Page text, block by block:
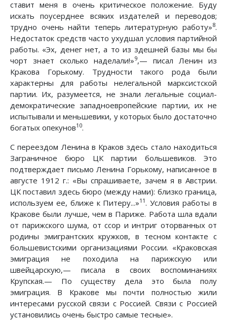
ставит меня в очень критическое положение. Буду
искать поусерднее всяких издателей и переводов;
трудно очень найти теперь литературную работу»8.
Недостаток средств часто ухудшал условия партийной
работы. «Эх, денег нет, а то из здешней базы мы бы
чорт знает сколько наделали!»9,— писал Ленин из
Кракова Горькому. Трудности такого рода были
характерны для работы нелегальной марксистской
партии. Их, разумеется, не знали легальные социал-
демократические западноевропейские партии, их не
испытывали и меньшевики, у которых было достаточно
богатых опекунов10.
С переездом Ленина в Краков здесь стало находиться
Заграничное бюро ЦК партии большевиков. Это
подтверждает письмо Ленина Горькому, написанное в
августе 1912 г.: «Вы спрашиваете, зачем я в Австрии.
ЦК поставил здесь бюро (между нами): близко граница,
используем ее, ближе к Питеру...»11 . Условия работы в
Кракове были лучше, чем в Париже. Работа шла вдали
от парижского шума, от ссор и интриг оторванных от
родины эмигрантских кружков, в тесном контакте с
большевистскими организациями России. «Краковская
эмиграция не походила на парижскую или
швейцарскую,— писала в своих воспоминаниях
Крупская.— По существу дела это была полу
эмиграция. В Кракове мы почти полностью жили
интересами русской связи с Россией. Связи с Россией
установились очень быстро самые тесные».